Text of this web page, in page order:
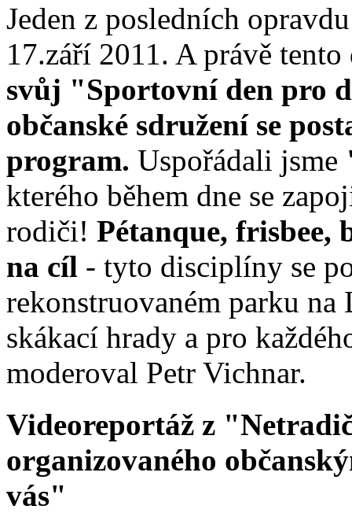
Jeden z posledních
17.září 2011. A právě
svůj "Sportovní den pro
občanské sdružení se
program. Uspořádali jsme
kterého během dne se
rodiči! Pétanque, frisbee,
na cíl - tyto disciplíny se
rekonstruovaném parku
skákací hrady a pro
moderoval Petr Vichnar.
Videoreportáž z
organizovaného
vás"